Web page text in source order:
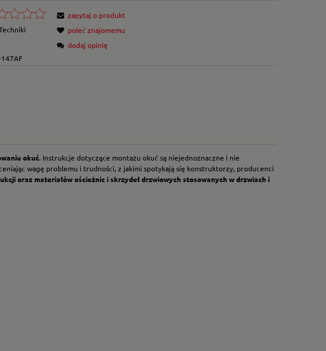
zapytaj o produkt
poleć znajomemu
dodaj opinię
okuć. Instrukcje dotyczące montażu okuć są niejednoznaczne i nie
wagę problemu i trudności, z jakimi spotykają się konstruktorzy, producenci
oraz materiałów ościeżnic i skrzydeł drzwiowych stosowanych w drzwiach i